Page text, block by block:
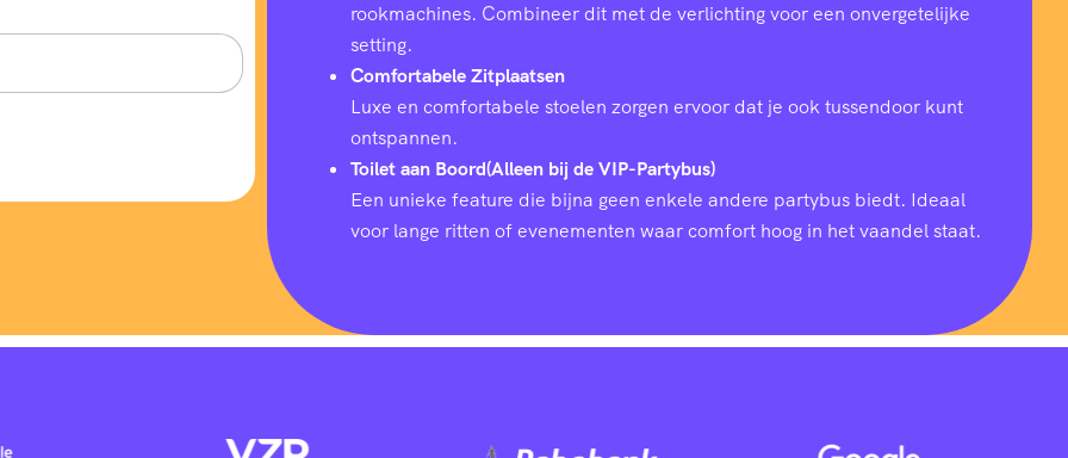
rookmachines. Combineer dit met de verlichting voor een onvergetelijke
setting.
Comfortabele Zitplaatsen
Luxe en comfortabele stoelen zorgen ervoor dat je ook tussendoor kunt
ontspannen.
Toilet aan Boord(Alleen bij de VIP-Partybus)
Een unieke feature die bijna geen enkele andere partybus biedt. Ideaal
voor lange ritten of evenementen waar comfort hoog in het vaandel staat.